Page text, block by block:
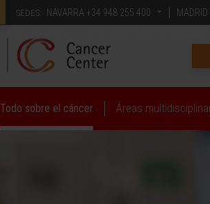
SEDES: NAVARRA +34 948 255 400 MADRID
Todo sobre el cáncer Áreas